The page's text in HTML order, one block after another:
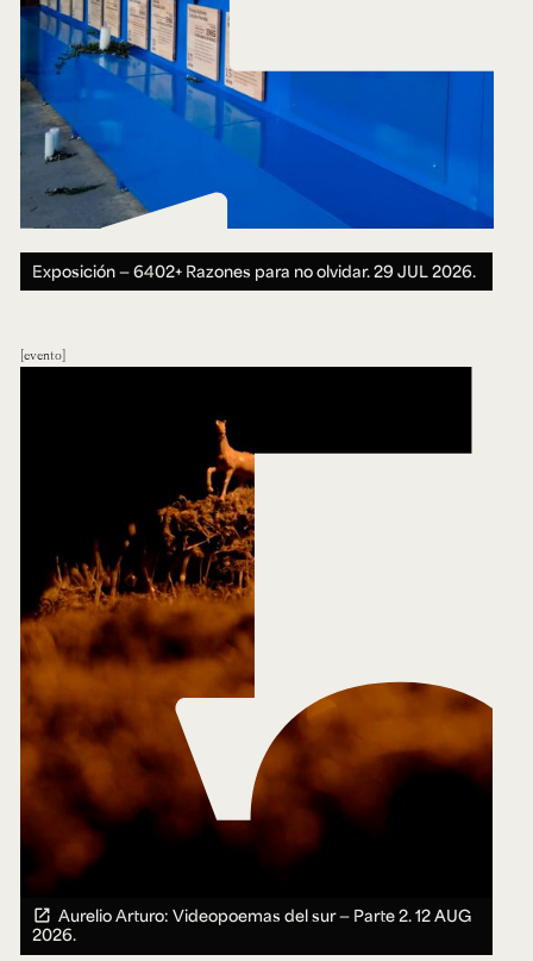
Exposición — 6402+ Razones para no olvidar.29 JUL 2026.
evento
Aurelio Arturo: Videopoemas del sur — Parte 2.12 AUG
2026.